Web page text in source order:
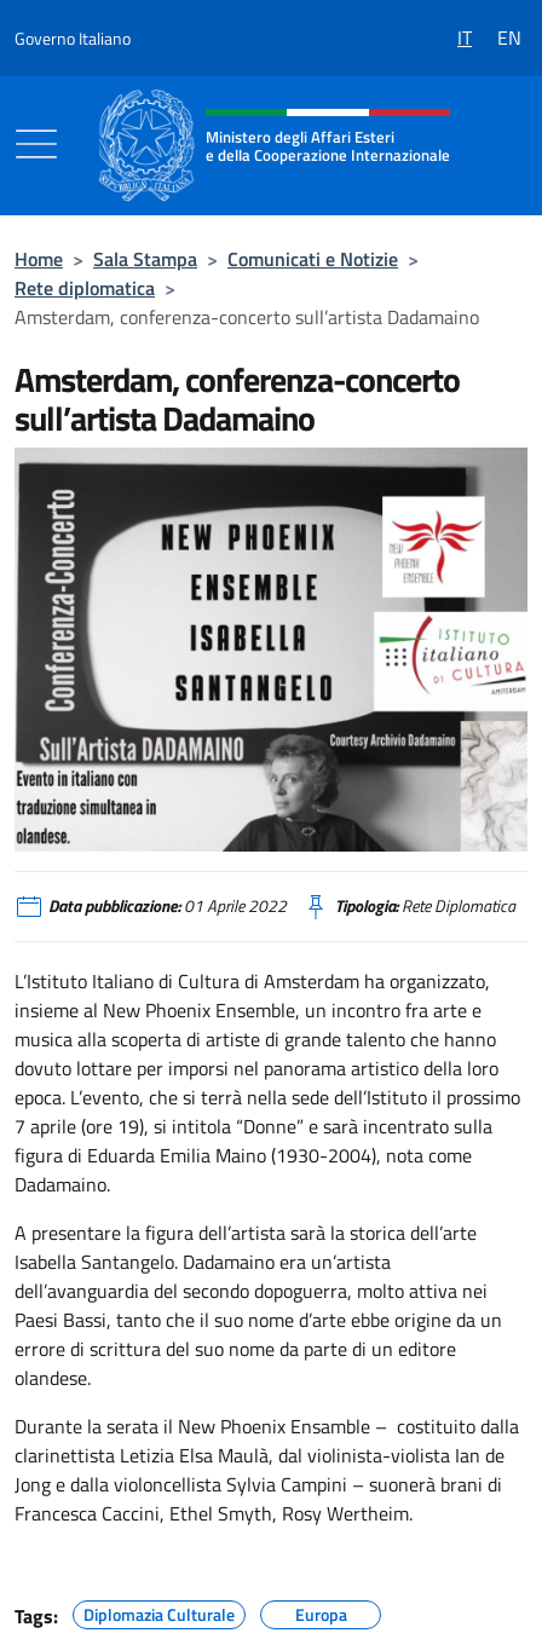
Governo Italiano IT EN
Intestazione sito, social e menù
Ministero degli Affari Esteri
e della Cooperazione Internazionale
Home > Sala Stampa > Comunicati e Notizie >
Rete diplomatica >
Amsterdam, conferenza-concerto sull’artista Dadamaino
Amsterdam, conferenza-concerto
sull’artista Dadamaino
Amsterdam, conferenza-concerto sull'artista Dadamaino
Data pubblicazione:01 Aprile 2022 Tipologia:Rete Diplomatica
L’Istituto Italiano di Cultura di Amsterdam ha organizzato,
insieme al New Phoenix Ensemble, un incontro fra arte e
musica alla scoperta di artiste di grande talento che hanno
dovuto lottare per imporsi nel panorama artistico della loro
epoca. L’evento, che si terrà nella sede dell’Istituto il prossimo
7 aprile (ore 19), si intitola “Donne” e sarà incentrato sulla
figura di Eduarda Emilia Maino (1930-2004), nota come
Dadamaino.
A presentare la figura dell’artista sarà la storica dell’arte
Isabella Santangelo. Dadamaino era un’artista
dell’avanguardia del secondo dopoguerra, molto attiva nei
Paesi Bassi, tanto che il suo nome d’arte ebbe origine da un
errore di scrittura del suo nome da parte di un editore
olandese.
Durante la serata il New Phoenix Ensamble – costituito dalla
clarinettista Letizia Elsa Maulà, dal violinista-violista Ian de
Jong e dalla violoncellista Sylvia Campini – suonerà brani di
Francesca Caccini, Ethel Smyth, Rosy Wertheim.
Tags: Diplomazia Culturale Europa